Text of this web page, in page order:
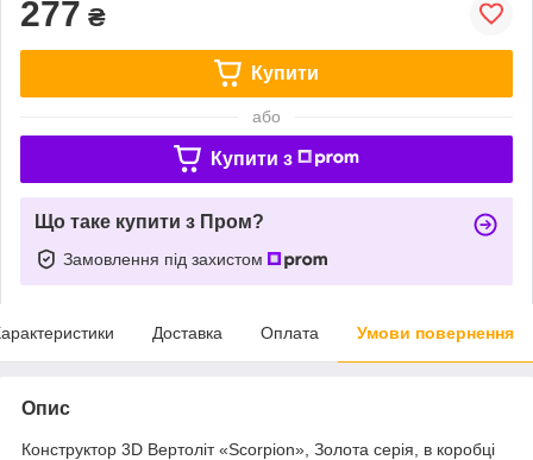
277 ₴
Купити
або
Купити з
Що таке купити з Пром?
Замовлення під захистом
Доставка Оплата Умови повернення
Опис
Конструктор 3D Вертоліт «Scorpion», Золота серія, в коробці